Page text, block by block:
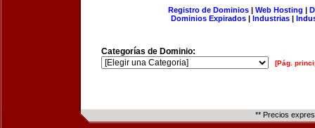
Registro de Dominios| Web Hosting |
Dominios Expirados | Industrias |
Categorías de Dominio:
[Pág.
** Precios